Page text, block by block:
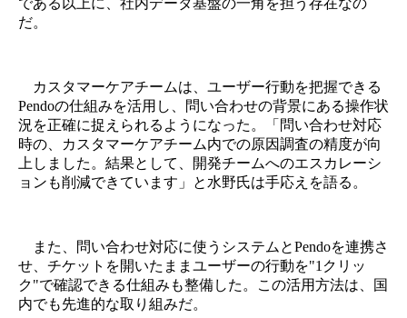
である以上に、社内データ基盤の一角を担う存在なの
だ。
カスタマーケアチームは、ユーザー行動を把握できる
Pendoの仕組みを活用し、問い合わせの背景にある操作状
況を正確に捉えられるようになった。「問い合わせ対応
時の、カスタマーケアチーム内での原因調査の精度が向
上しました。結果として、開発チームへのエスカレーシ
ョンも削減できています」と水野氏は手応えを語る。
また、問い合わせ対応に使うシステムとPendoを連携さ
せ、チケットを開いたままユーザーの行動を"1クリッ
ク"で確認できる仕組みも整備した。この活用方法は、国
内でも先進的な取り組みだ。